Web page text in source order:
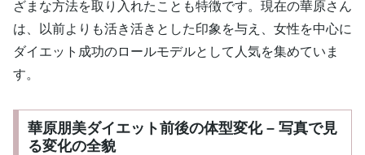
ざまな方法を取り入れたことも特徴です。現在の華原さん
は、以前よりも活き活きとした印象を与え、女性を中心に
ダイエット成功のロールモデルとして人気を集めていま
す。
華原朋美ダイエット前後の体型変化 – 写真で見
る変化の全貌